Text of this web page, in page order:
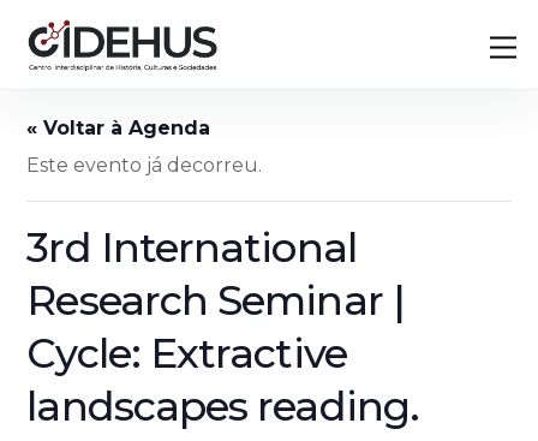
content
Este evento já decorreu.
3rd International
Research Seminar |
Cycle: Extractive
landscapes reading.